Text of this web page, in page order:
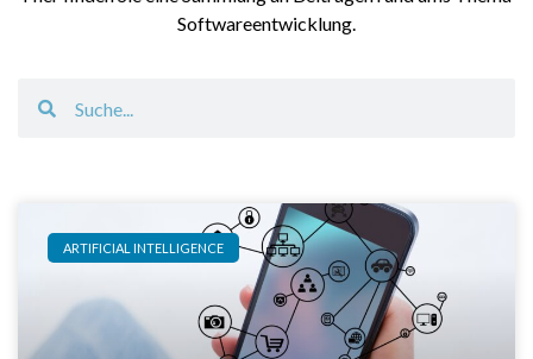
Softwareentwicklung.
ARTIFICIAL INTELLIGENCE